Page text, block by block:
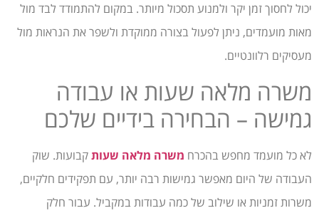
יכול לחסוך זמן יקר ולמנוע תסכול מיותר. במקום להתמודד לבד מול
מאות מועמדים, ניתן לפעול בצורה ממוקדת ולשפר את הנראות מול
מעסיקים רלוונטיים.
משרה מלאה שעות או עבודה
גמישה – הבחירה בידיים שלכם
לא כל מועמד מחפש בהכרח משרה מלאה שעותקבועות. שוק
העבודה של היום מאפשר גמישות רבה יותר, עם תפקידים חלקיים,
משרות זמניות או שילוב של כמה עבודות במקביל. עבור חלק